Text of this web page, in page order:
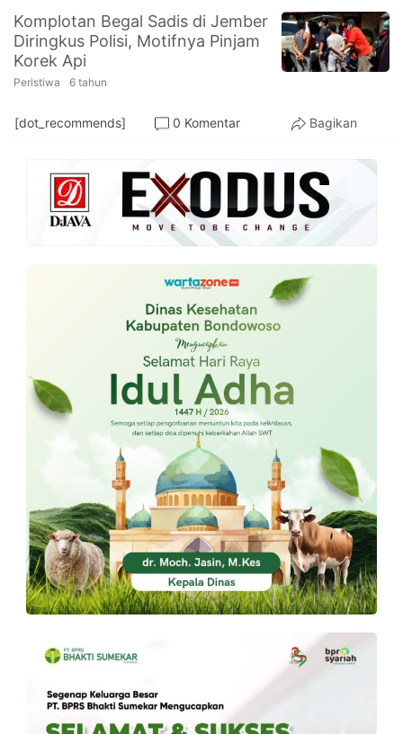
Komplotan Begal Sadis di Jember
Diringkus Polisi, Motifnya Pinjam
Korek Api
Peristiwa 6 tahun
[dot_recommends] 0 Komentar Bagikan